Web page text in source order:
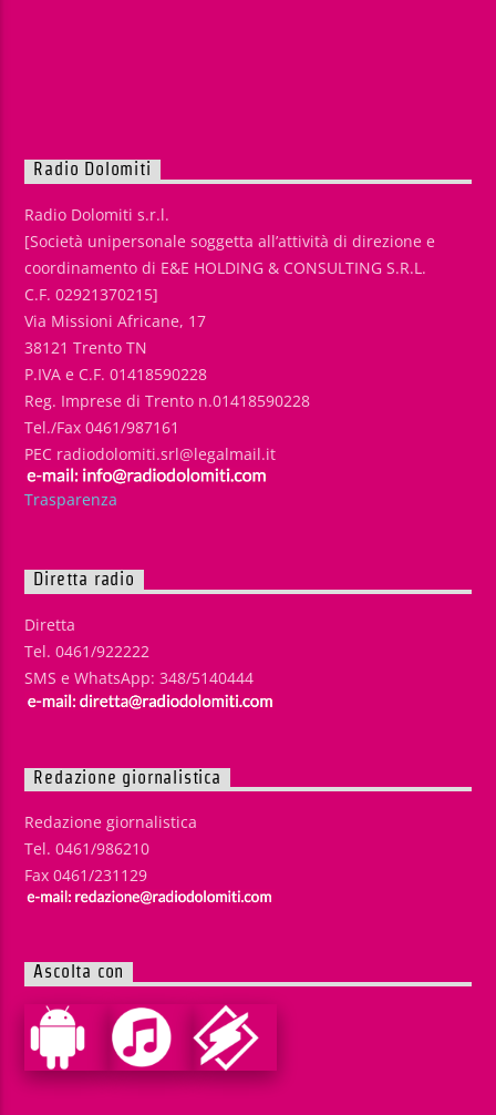
Radio Dolomiti
Radio Dolomiti s.r.l.
[Società unipersonale soggetta all’attività di direzione e
coordinamento di E&E HOLDING & CONSULTING S.R.L.
C.F. 02921370215]
Via Missioni Africane, 17
38121 Trento TN
P.IVA e C.F. 01418590228
Reg. Imprese di Trento n.01418590228
Tel./Fax 0461/987161
PEC radiodolomiti.srl@legalmail.it
Trasparenza
Diretta radio
Diretta
Tel. 0461/922222
SMS e WhatsApp: 348/5140444
Redazione giornalistica
Redazione giornalistica
Tel. 0461/986210
Fax 0461/231129
Ascolta con